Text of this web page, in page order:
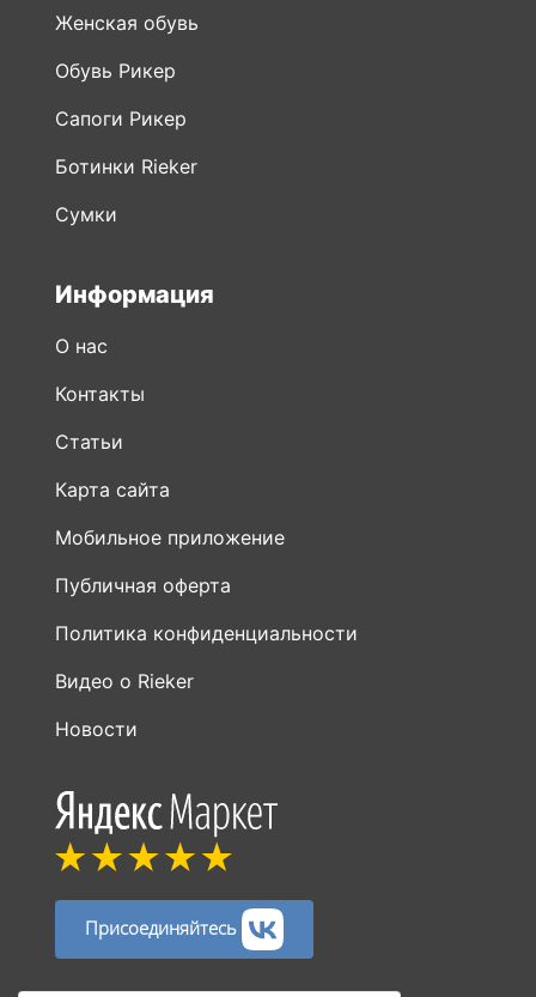
Женская обувь
Обувь Рикер
Сапоги Рикер
Ботинки Rieker
Сумки
Информация
О нас
Контакты
Статьи
Карта сайта
Мобильное приложение
Публичная оферта
Политика конфиденциальности
Видео о Rieker
Новости
Присоединяйтесь